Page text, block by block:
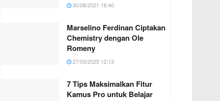
30/08/2021 18:40
Marselino Ferdinan Ciptakan
Chemistry dengan Ole
Romeny
27/03/2025 12:13
7 Tips Maksimalkan Fitur
Kamus Pro untuk Belajar